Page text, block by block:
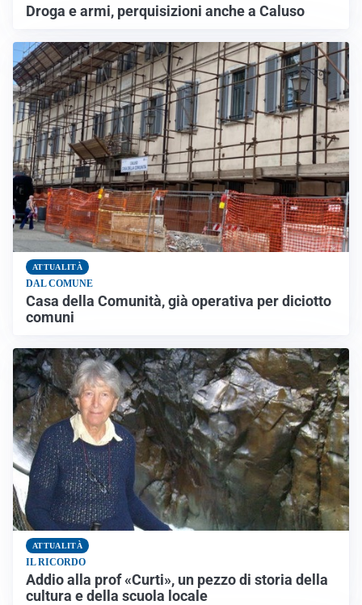
Droga e armi, perquisizioni anche a Caluso
ATTUALITÀ
DAL COMUNE
Casa della Comunità, già operativa per diciotto
comuni
ATTUALITÀ
IL RICORDO
Addio alla prof «Curti», un pezzo di storia della
cultura e della scuola locale